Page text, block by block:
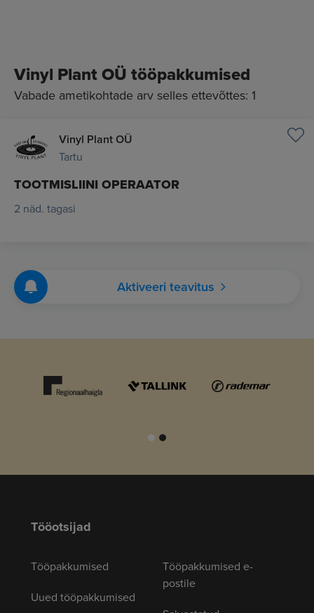
Vinyl Plant OÜ tööpakkumised
Vabade ametikohtade arv selles ettevõttes: 1
Vinyl Plant OÜ
Tartu
TOOTMISLIINI OPERAATOR
2 näd. tagasi
Aktiveeri teavitus
Tööotsijad
Tööpakkumised
Uued tööpakkumised
Tööpakkumised e-
postile